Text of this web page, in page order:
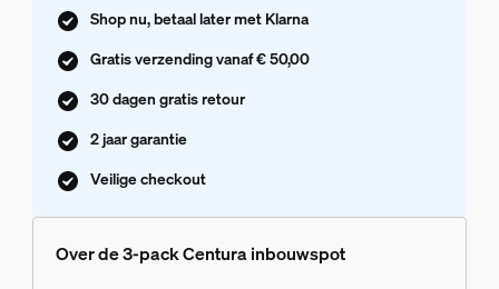
Shop nu, betaal later met Klarna
Gratis verzending vanaf € 50,00
30 dagen gratis retour
2 jaar garantie
Veilige checkout
Over de 3-pack Centura inbouwspot